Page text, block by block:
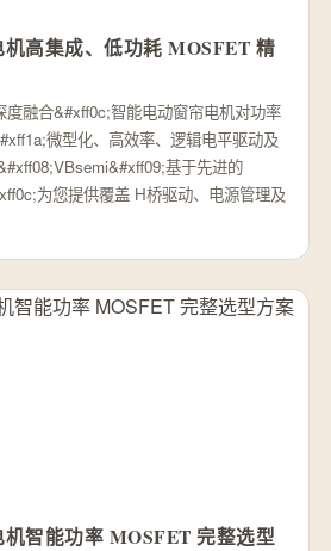
高集成、低功耗 MOSFET 精
度融合&#xff0c;智能电动窗帘电机对功率
微型化、高效率、逻辑电平驱动及
基于先进的
为您提供覆盖 H桥驱动、电源管理及
智能功率 MOSFET 完整选型